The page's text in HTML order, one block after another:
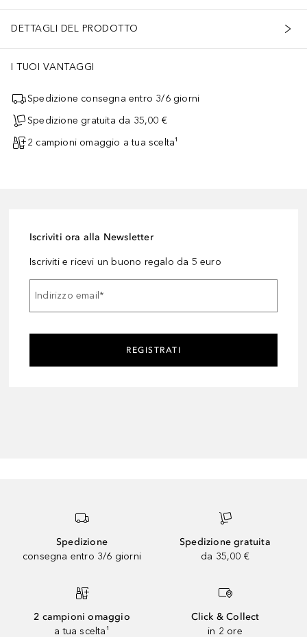
DETTAGLI DEL PRODOTTO
I TUOI VANTAGGI
Spedizione consegna entro 3/6 giorni
Spedizione gratuita da 35,00 €
2 campioni omaggio a tua scelta¹
Iscriviti ora alla Newsletter
Iscriviti e ricevi un buono regalo da 5 euro
Indirizzo email*
REGISTRATI
Spedizione
consegna entro 3/6 giorni
Spedizione gratuita
da 35,00 €
2 campioni omaggio
a tua scelta¹
Click & Collect
in 2 ore